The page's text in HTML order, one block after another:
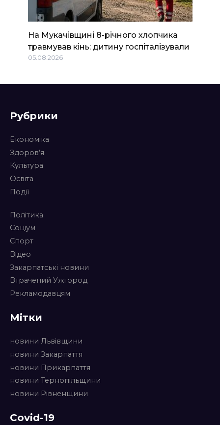
На Мукачівщині 8-річного хлопчика
травмував кінь: дитину госпіталізували
05.08.2026
Рубрики
Економіка
Здоров’я
Культура
Освіта
Події
Політика
Соціум
Спорт
Відео
Закарпатські новини
Втрачений Ужгород
Рекламодавцям
Мітки
новини Львівщини
новини Закарпаття
новини Прикарпаття
новини Тернопільщини
новини Рівненщини
Covid-19